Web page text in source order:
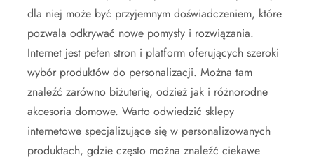
dla niej może być przyjemnym doświadczeniem, które
pozwala odkrywać nowe pomysły i rozwiązania.
Internet jest pełen stron i platform oferujących szeroki
wybór produktów do personalizacji. Można tam
znaleźć zarówno biżuterię, odzież jak i różnorodne
akcesoria domowe. Warto odwiedzić sklepy
internetowe specjalizujące się w personalizowanych
produktach, gdzie często można znaleźć ciekawe